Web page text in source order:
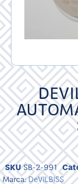
SKUSB-2-991
Marca:DeVILBISS